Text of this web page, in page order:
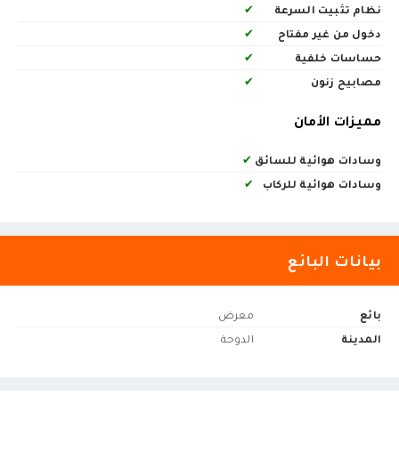
نظام تثبيت السرعة
✔
دخول من غير مفتاح
✔
حساسات خلفية
✔
مصابيح زنون
✔
مميزات الأمان
وسادات هوائية للسائق ✔
وسادات هوائية للركاب
✔
بيانات البائع
بائع
معرض
المدينة
الدوحة